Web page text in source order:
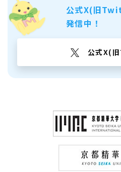
公式X(旧
発信中！
公式X(